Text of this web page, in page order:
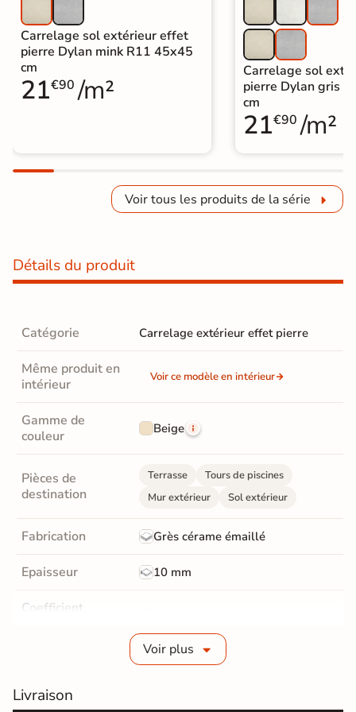
Carrelage sol extérieur effet
pierre Dylan mink R11 45x45
cm
21€90 /m²
Carrelage sol
pierre Dylan gris
cm
21€90 /m²
Voir tous les produits de la série
Détails du produit
Catégorie Carrelage extérieur effet pierre
Même produit en
intérieur
Voir ce modèle en intérieur
Gamme de
couleur
Beige
Pièces de
destination
Terrasse
Tours de piscines
Mur extérieur
Sol extérieur
Fabrication Grès cérame émaillé
Epaisseur 10 mm
Coefficient
Pieds nus
Voir plus
Livraison